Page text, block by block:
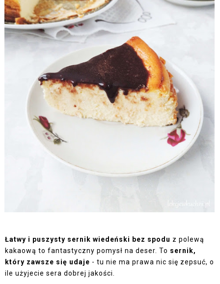
Łatwy i puszysty sernik wiedeński bez spodu z polewą
kakaową to fantastyczny pomysł na deser. To sernik,
który zawsze się udaje - tu nie ma prawa nic się zepsuć, o
ile użyjecie sera dobrej jakości.